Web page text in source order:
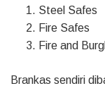
Steel Safes
Fire Safes
Fire and
Brankas sendiri